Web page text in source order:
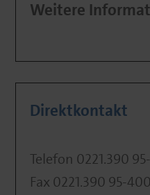
Weitere
Direktkontakt
Telefon 0221.390
Fax 0221.390 95-400